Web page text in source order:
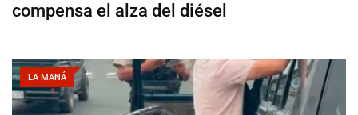
compensa el alza del diésel
LA MANÁ